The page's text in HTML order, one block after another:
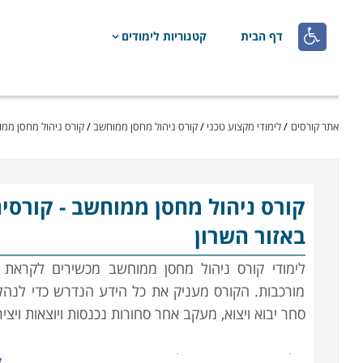
 דף הבית קטגוריות לימודים
אתר קורסים /לימודי מקצוע טכני /קורס ניהול מחסן ממוחשב/קורס ניהול מחסן
קורס ניהול מחסן ממוחשב
באזור השרון
לימודי קורס ניהול מחסן ממוחשב מכשירים
מורכבות. הקורס מעניק את כל הידע הנדרש כדי
סחר יבוא ויצוא, מעקב אחר סחורות נכנסות ויוצאות
הלימודים בקורס ניהול מחסן הינם מקצועיים